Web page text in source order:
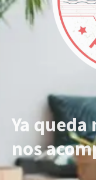
Ya queda
nos